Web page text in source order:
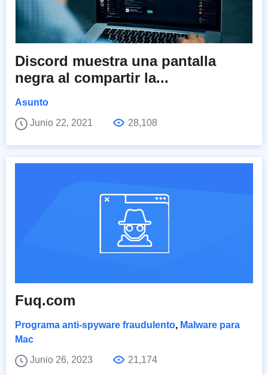
Discord muestra una pantalla
negra al compartir la...
Asunto
Junio 22, 2021
28,108
Fuq.com
Programa anti-spyware fraudulento, Malware para
Mac
Junio 26, 2023
21,174